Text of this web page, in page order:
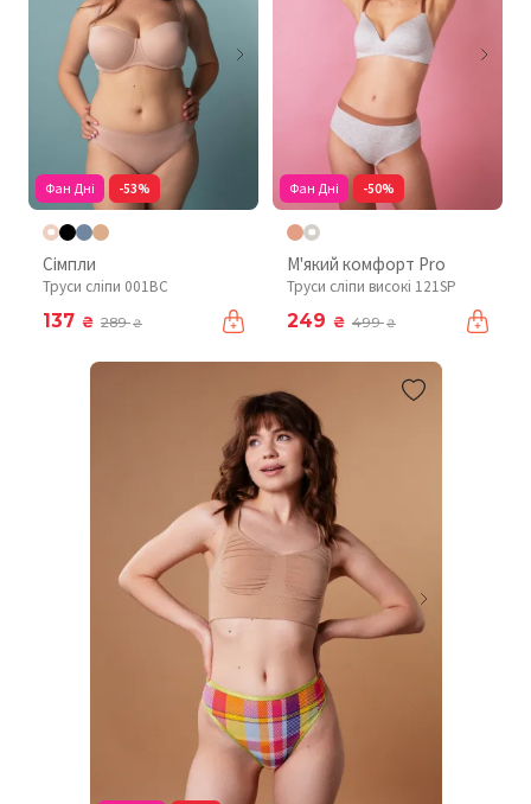
Фан Дні -53%
Сімпли
Труси сліпи 001BC
137 ₴ 289₴
Фан Дні -50%
М'який комфорт Pro
Труси сліпи високі 121SP
249 ₴ 499₴